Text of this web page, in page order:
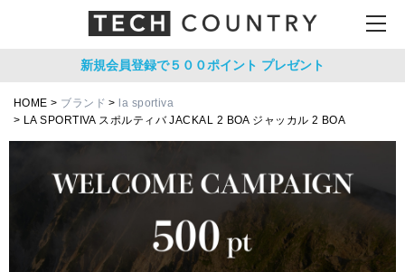
新規会員登録で５００ポイント プレゼント
HOME ブランド
la sportiva
LA SPORTIVA スポルティバ JACKAL 2 BOA ジャッカル 2 BOA